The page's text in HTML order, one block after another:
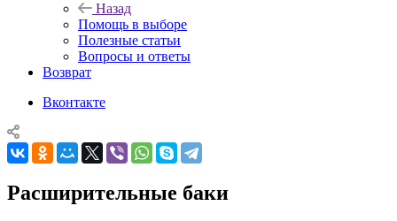
Назад
Помощь в выборе
Полезные статьи
Вопросы и ответы
Возврат
Вконтакте
Расширительные баки